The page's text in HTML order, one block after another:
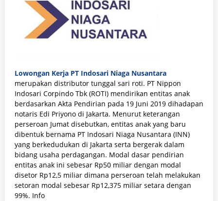
Lowongan Kerja PT Indosari Niaga Nusantara
merupakan distributor tunggal sari roti. PT Nippon
Indosari Corpindo Tbk (ROTI) mendirikan entitas anak
berdasarkan Akta Pendirian pada 19 Juni 2019 dihadapan
notaris Edi Priyono di Jakarta. Menurut keterangan
perseroan Jumat disebutkan, entitas anak yang baru
dibentuk bernama PT Indosari Niaga Nusantara (INN)
yang berkedudukan di Jakarta serta bergerak dalam
bidang usaha perdagangan. Modal dasar pendirian
entitas anak ini sebesar Rp50 miliar dengan modal
disetor Rp12,5 miliar dimana perseroan telah melakukan
setoran modal sebesar Rp12,375 miliar setara dengan
99%. Info